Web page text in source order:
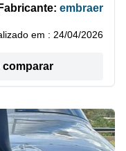
Fabricante: embraer
em : 24/04/2026
comparar